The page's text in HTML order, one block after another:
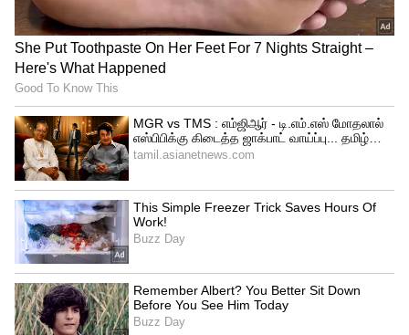
வந்து மிரட்டி இருந்தனர்.